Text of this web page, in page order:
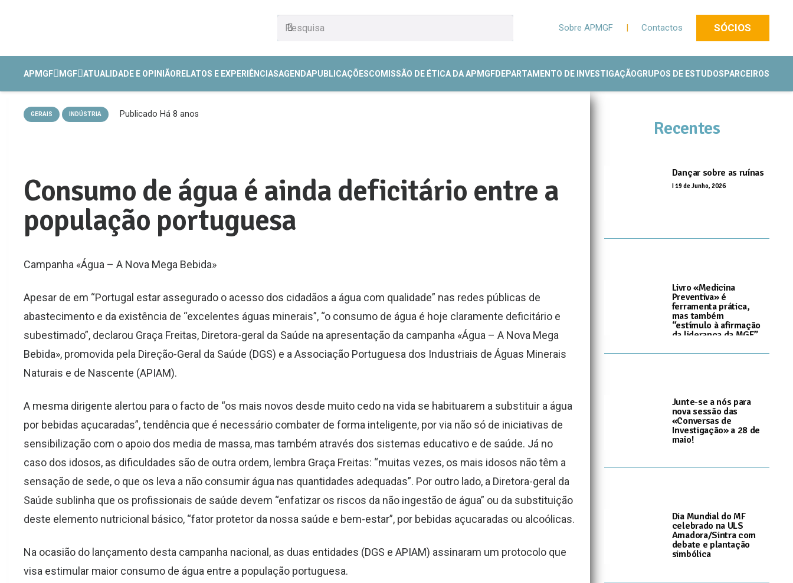
Sobre APMGF | Contactos SÓCIOS
APMGF MGF ATUALIDADE E OPINIÃO RELATOS E EXPERIÊNCIASAGENDAPUBLICAÇÕESCOMISSÃO DE ÉTICA DA APMGFDEPARTAMENTO DE INVESTIGAÇÃOGRUPOS DE ESTUDOS PARCEIROS
GERAIS INDÚSTRIA Publicado Há 8 anos
Consumo de água é ainda deficitário entre a
população portuguesa
Campanha «Água – A Nova Mega Bebida»
Apesar de em “Portugal estar assegurado o acesso dos cidadãos a água com qualidade” nas redes públicas de
abastecimento e da existência de “excelentes águas minerais”, “o consumo de água é hoje claramente deficitário e
subestimado”, declarou Graça Freitas, Diretora-geral da Saúde na apresentação da campanha «Água – A Nova Mega
Bebida», promovida pela Direção-Geral da Saúde (DGS) e a Associação Portuguesa dos Industriais de Águas Minerais
Naturais e de Nascente (APIAM).
A mesma dirigente alertou para o facto de “os mais novos desde muito cedo na vida se habituarem a substituir a água
por bebidas açucaradas”, tendência que é necessário combater de forma inteligente, por via não só de iniciativas de
sensibilização com o apoio dos media de massa, mas também através dos sistemas educativo e de saúde. Já no
caso dos idosos, as dificuldades são de outra ordem, lembra Graça Freitas: “muitas vezes, os mais idosos não têm a
sensação de sede, o que os leva a não consumir água nas quantidades adequadas”. Por outro lado, a Diretora-geral da
Saúde sublinha que os profissionais de saúde devem “enfatizar os riscos da não ingestão de água” ou da substituição
deste elemento nutricional básico, “fator protetor da nossa saúde e bem-estar”, por bebidas açucaradas ou alcoólicas.
Na ocasião do lançamento desta campanha nacional, as duas entidades (DGS e APIAM) assinaram um protocolo que
visa estimular maior consumo de água entre a população portuguesa.
Recentes
Dançar sobre as ruínas
I19 de Junho, 2026
Livro «Medicina
Preventiva» é
ferramenta prática,
mas também
“estímulo à afirmação
da liderança da MGF”
Junte-se a nós para
nova sessão das
«Conversas de
Investigação» a 28 de
maio!
Dia Mundial do MF
celebrado na ULS
Amadora/Sintra com
debate e plantação
simbólica